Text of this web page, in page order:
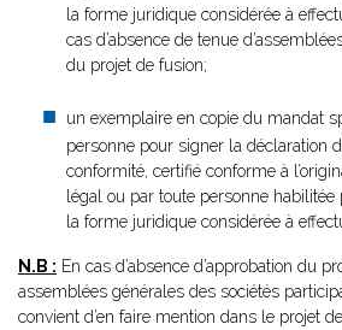
la forme juridique considérée à
cas d’absence de tenue
du projet de fusion;
un exemplaire en copie du mandat
personne pour signer la déclaration
conformité, certifié conforme à
légal ou par toute personne
la forme juridique considérée à
N.B : En cas d’absence d’approbation du
assemblées générales des sociétés
convient d’en faire mention dans le projet